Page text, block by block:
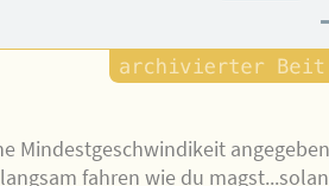
Autors
Mindestgeschwindikeit
fahren wie du